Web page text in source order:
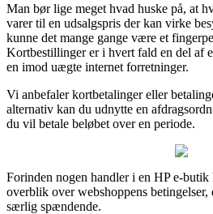
Man bør lige meget hvad huske på, at
varer til en udsalgspris der kan virke
kunne det mange gange være et
Kortbestillinger er i hvert fald en del af
en imod uægte internet forretninger.
Vi anbefaler kortbetalinger eller
alternativ kan du udnytte en
du vil betale beløbet over en periode.
Forinden nogen handler i en HP e-
overblik over webshoppens
særlig spændende.